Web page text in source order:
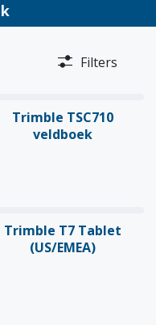
Filters
Nieuw!
Trimble TSC710
veldboek
Trimble T7 Tablet
(US/EMEA)